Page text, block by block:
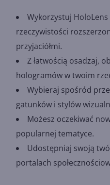
Wykorzystuj
rzeczywistości
przyjaciółmi.
Z łatwością osadzaj,
hologramów w twoim
Wybieraj spośród
gatunków i stylów
Możesz oczekiwać
popularnej tematyce.
Udostępniaj swoją
portalach